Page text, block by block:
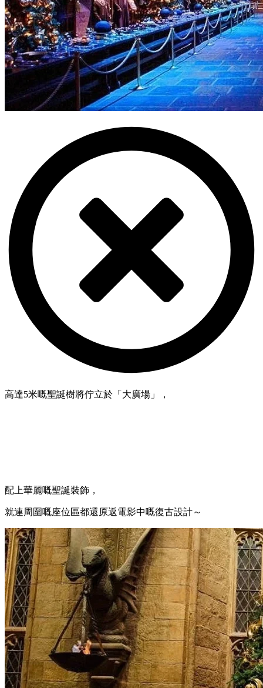
高達5米嘅聖誕樹將佇立於「大廣場」，
配上華麗嘅聖誕裝飾，
就連周圍嘅座位區都還原返電影中嘅復古設計～